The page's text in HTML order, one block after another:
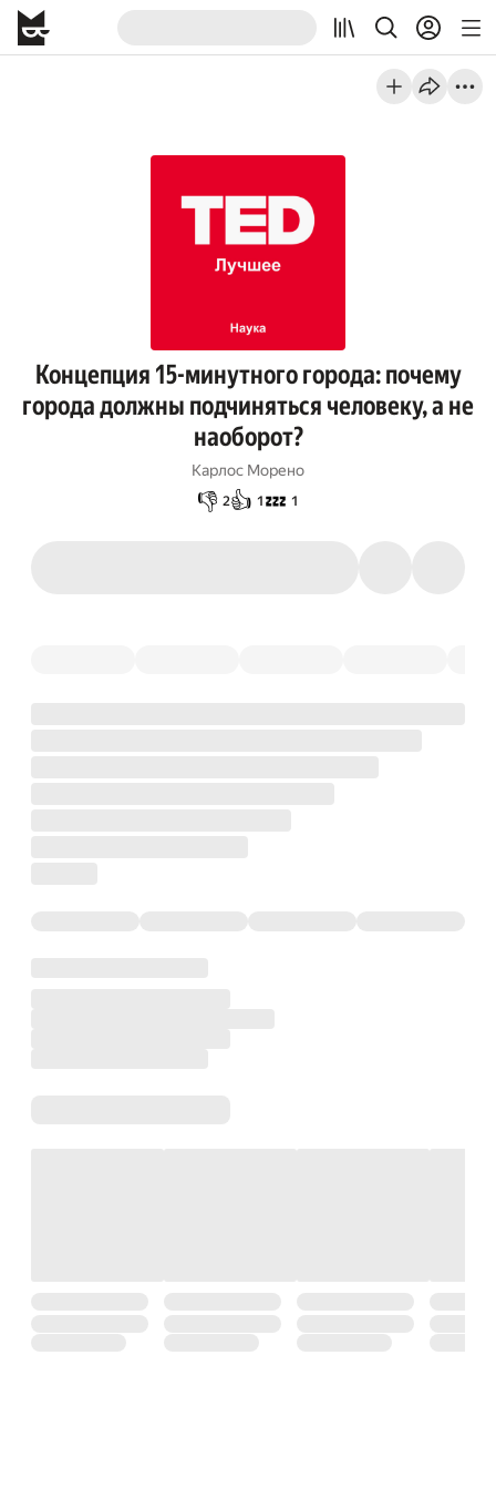
Концепция 15-минутного города: почему
города должны подчиняться человеку, а не
наоборот?
Карлос Морено
👎 2👍 1 💤 1